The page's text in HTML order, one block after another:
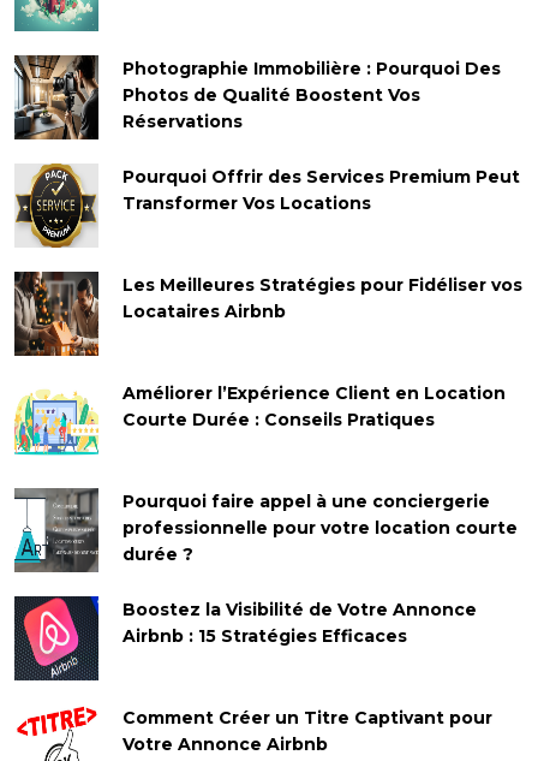
Photographie Immobilière : Pourquoi Des
Photos de Qualité Boostent Vos
Réservations
Pourquoi Offrir des Services Premium Peut
Transformer Vos Locations
Les Meilleures Stratégies pour Fidéliser vos
Locataires Airbnb
Améliorer l’Expérience Client en Location
Courte Durée : Conseils Pratiques
Pourquoi faire appel à une conciergerie
professionnelle pour votre location courte
durée ?
Boostez la Visibilité de Votre Annonce
Airbnb : 15 Stratégies Efficaces
Comment Créer un Titre Captivant pour
Votre Annonce Airbnb